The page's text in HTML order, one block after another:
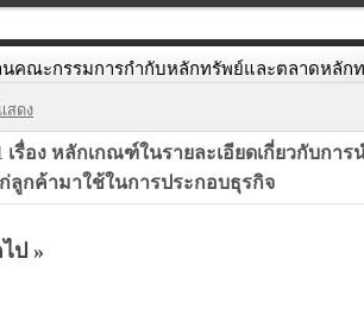
นคณะกรรมการกำกับหลักทรัพย์และตลาดหลัก
สดง
เรื่อง หลักเกณฑ์ในรายละเอียดเกี่ยวกับกา
ลูกค้ามาใช้ในการประกอบธุรกิจ
ป »